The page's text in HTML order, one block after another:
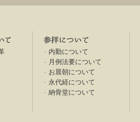
寺) 本願寺鹿児島別院鹿児島別院について
内勤について
月例法要について
お晨朝について
永代経について
納骨堂について